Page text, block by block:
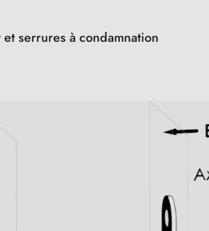
serrures à condamnation